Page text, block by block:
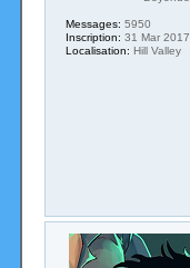
Messages: 5950
Inscription: 31 Mar 2017
Localisation: Hill Valley